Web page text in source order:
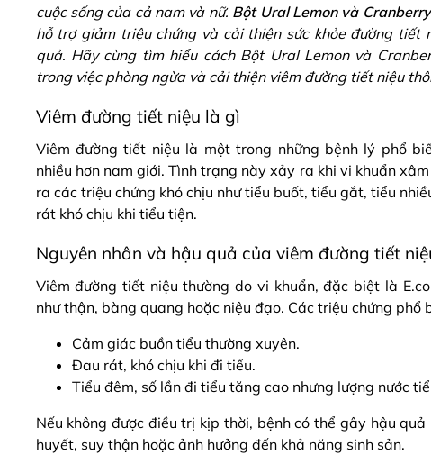
cuộc sống của cả nam và nữ. Bột Ural Lemon và Cranberry
hỗ trợ giảm triệu chứng và cải thiện sức khỏe đường tiết
quả. Hãy cùng tìm hiểu cách Bột Ural Lemon và
trong việc phòng ngừa và cải thiện viêm đường tiết niệu
Viêm đường tiết niệu là gì
Viêm đường tiết niệu là một trong những bệnh lý phổ
nhiều hơn nam giới. Tình trạng này xảy ra khi vi khuẩn
ra các triệu chứng khó chịu như tiểu buốt, tiểu gắt, tiểu
rát khó chịu khi tiểu tiện.
Nguyên nhân và hậu quả của viêm đường tiết
Viêm đường tiết niệu thường do vi khuẩn, đặc biệt là
như thận, bàng quang hoặc niệu đạo. Các triệu chứng phổ
Cảm giác buồn tiểu thường xuyên.
Đau rát, khó chịu khi đi tiểu.
Tiểu đêm, số lần đi tiểu tăng cao nhưng lượng nước
Nếu không được điều trị kịp thời, bệnh có thể gây hậu
huyết, suy thận hoặc ảnh hưởng đến khả năng sinh sản.